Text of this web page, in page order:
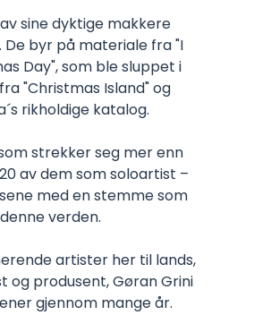
sine dyktige makkere
De byr på materiale fra "I
Day", som ble sluppet i
"Christmas Island" og
rikholdige katalog.
strekker seg mer enn
av dem som soloartist –
med en stemme som
verden.
artister her til lands,
og produsent, Gøran Grini
gjennom mange år.